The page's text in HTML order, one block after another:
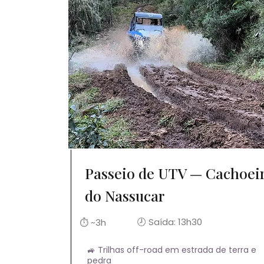
Passeio de UTV —
do Nassucar
⏱ ~3h 🕗 Saída: 13h30
🚙 Trilhas off-road em estrada de terra e
pedra